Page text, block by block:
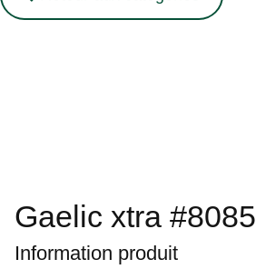
Gaelic xtra #8085
Information produit